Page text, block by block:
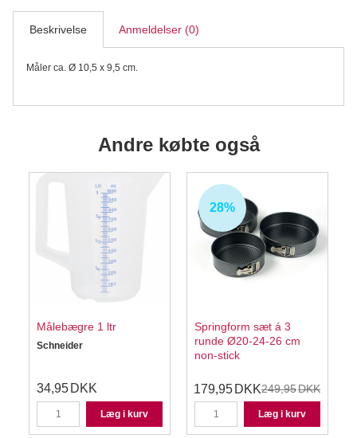
Beskrivelse Anmeldelser (0)
Måler ca. Ø 10,5 x 9,5 cm.
Andre købte også
Målebægre 1 ltr
Schneider
34,95 DKK
Læg i kurv
28%
Springform sæt á 3
runde Ø20-24-26 cm
non-stick
249,95DKK
179,95 DKK
Læg i kurv